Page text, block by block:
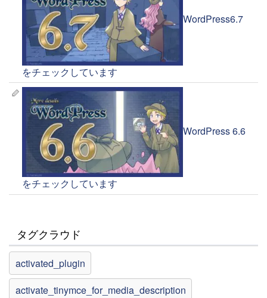
WordPress6.7
をチェックしています
WordPress 6.6
をチェックしています
タグクラウド
activated_plugin
activate_tinymce_for_media_description